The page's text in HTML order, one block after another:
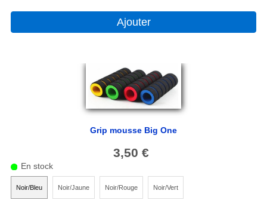
Potence, chevalet et Ciblerie
Livre
Pour valoriser votre asso
Lancer et Arts Martiaux
Tutos Sarbacane
BLOG
Ajouter
Grip mousse Big One
3,50 €
En stock
Noir/Bleu Noir/Jaune Noir/Rouge Noir/Vert